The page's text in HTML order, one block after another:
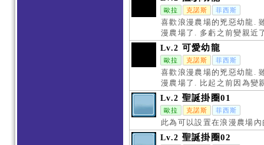
歐拉 克諾斯 菲西斯
喜歡浪漫農場的兇惡幼龍.
漫農場了. 多虧之前變親近
Lv.2 可愛幼龍
歐拉 克諾斯 菲西斯
喜歡浪漫農場的兇惡幼龍.
漫農場了. 比起之前因為變
Lv.2 聖誕掛圈01
歐拉 克諾斯 菲西斯
此為可以設置在浪漫農場
Lv.2 聖誕掛圈02